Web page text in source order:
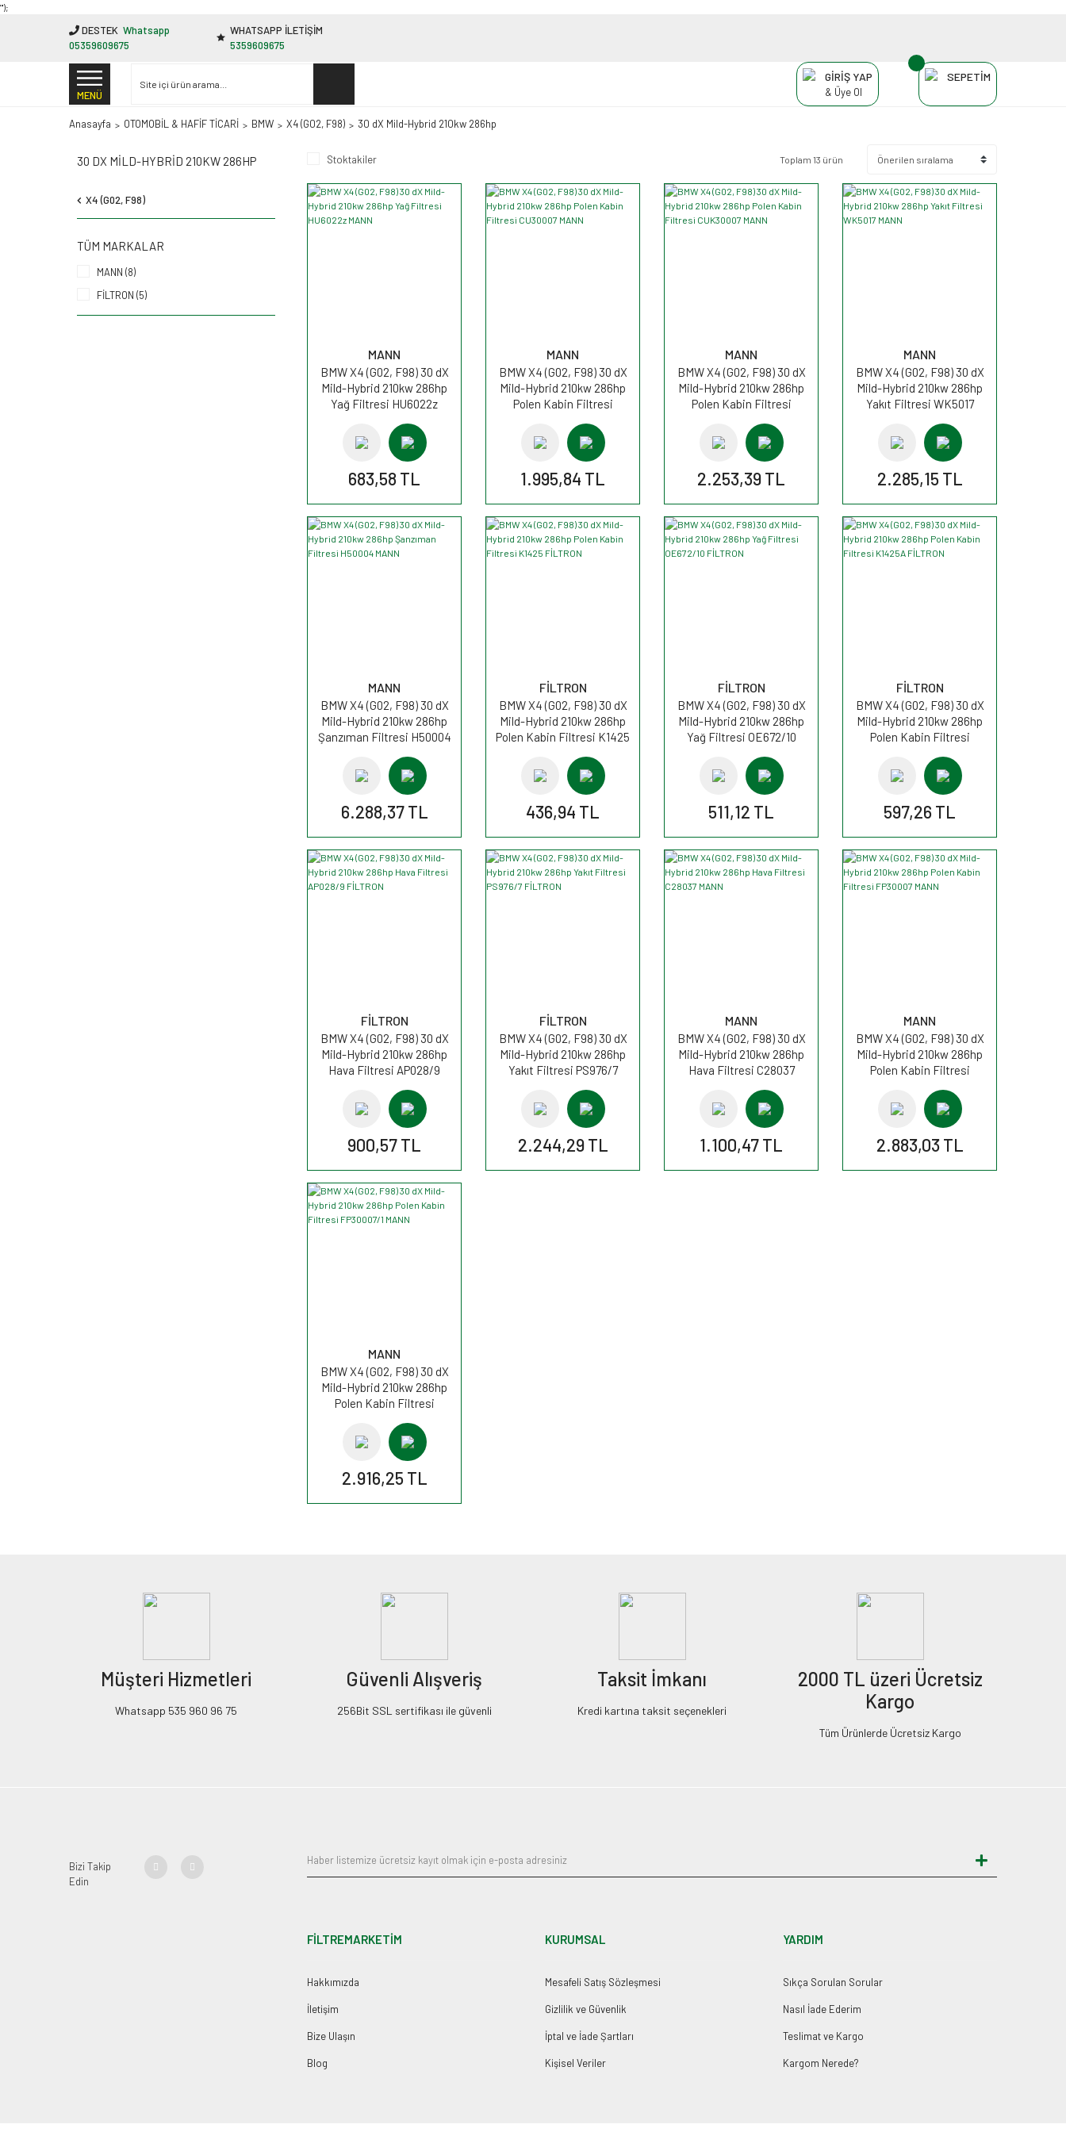
"');
DESTEK Whatsapp
05359609675
WHATSAPP İLETİŞİM
5359609675
MENÜ
GİRİŞ YAP
& Üye Ol
SEPETİM
Anasayfa OTOMOBİL & HAFİF TİCARİ BMW X4 (G02, F98) 30 dX Mild-Hybrid 210kw 286hp
30 DX MILD-HYBRID 210KW 286HP
X4 (G02, F98)
TÜM MARKALAR
MANN (8)
FİLTRON (5)
Stoktakiler Toplam 13 ürün
MANN
BMW X4 (G02, F98) 30 dX
Mild-Hybrid 210kw 286hp
Yağ Filtresi HU6022z
683,58 TL
MANN
BMW X4 (G02, F98) 30 dX
Mild-Hybrid 210kw 286hp
Polen Kabin Filtresi
1.995,84 TL
MANN
BMW X4 (G02, F98) 30 dX
Mild-Hybrid 210kw 286hp
Polen Kabin Filtresi
2.253,39 TL
MANN
BMW X4 (G02, F98) 30 dX
Mild-Hybrid 210kw 286hp
Yakıt Filtresi WK5017
2.285,15 TL
MANN
BMW X4 (G02, F98) 30 dX
Mild-Hybrid 210kw 286hp
Şanzıman Filtresi H50004
6.288,37 TL
FİLTRON
BMW X4 (G02, F98) 30 dX
Mild-Hybrid 210kw 286hp
Polen Kabin Filtresi K1425
436,94 TL
FİLTRON
BMW X4 (G02, F98) 30 dX
Mild-Hybrid 210kw 286hp
Yağ Filtresi OE672/10
511,12 TL
FİLTRON
BMW X4 (G02, F98) 30 dX
Mild-Hybrid 210kw 286hp
Polen Kabin Filtresi
597,26 TL
FİLTRON
BMW X4 (G02, F98) 30 dX
Mild-Hybrid 210kw 286hp
Hava Filtresi AP028/9
900,57 TL
FİLTRON
BMW X4 (G02, F98) 30 dX
Mild-Hybrid 210kw 286hp
Yakıt Filtresi PS976/7
2.244,29 TL
MANN
BMW X4 (G02, F98) 30 dX
Mild-Hybrid 210kw 286hp
Hava Filtresi C28037
1.100,47 TL
MANN
BMW X4 (G02, F98) 30 dX
Mild-Hybrid 210kw 286hp
Polen Kabin Filtresi
2.883,03 TL
MANN
BMW X4 (G02, F98) 30 dX
Mild-Hybrid 210kw 286hp
Polen Kabin Filtresi
2.916,25 TL
Müşteri Hizmetleri
Whatsapp 535 960 96 75
Güvenli Alışveriş
256Bit SSL sertifikası ile güvenli
Taksit İmkanı
Kredi kartına taksit seçenekleri
2000 TL üzeri Ücretsiz
Kargo
Tüm Ürünlerde Ücretsiz Kargo
Bizi Takip
Edin
FİLTREMARKETİM
Hakkımızda
İletişim
Bize Ulaşın
Blog
KURUMSAL
Mesafeli Satış Sözleşmesi
Gizlilik ve Güvenlik
İptal ve İade Şartları
Kişisel Veriler
YARDIM
Sıkça Sorulan Sorular
Nasıl İade Ederim
Teslimat ve Kargo
Kargom Nerede?